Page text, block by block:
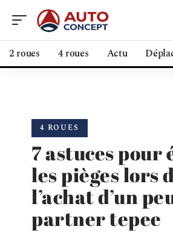
2 roues 4 roues Actu
4 ROUES
7 astuces pour
les pièges lors
l’achat d’un
partner tepee